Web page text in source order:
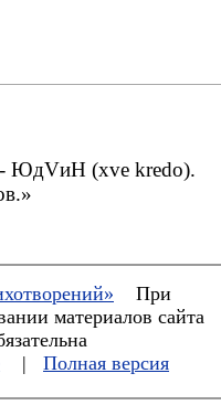
ЮдVиН (xve kredo).
При
материалов сайта
| Полная версия